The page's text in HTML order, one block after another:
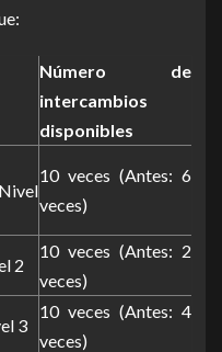
Número de
intercambios
disponibles
10 veces (Antes: 6
veces)
2
10 veces (Antes: 2
veces)
3
10 veces (Antes: 4
veces)